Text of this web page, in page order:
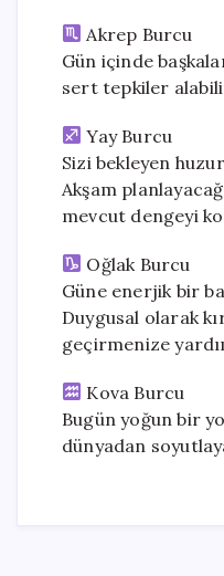
Akrep Burcu
Gün içinde
sert tepkiler
Yay Burcu
Sizi bekleyen
Akşam
mevcut dengeyi
Oğlak Burcu
Güne enerjik bir
Duygusal olarak
geçirmenize
Kova Burcu
Bugün yoğun bir
dünyadan